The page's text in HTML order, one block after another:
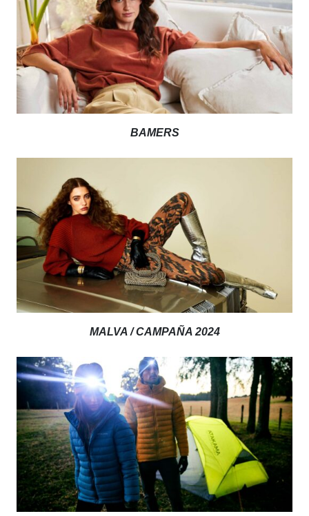
BAMERS
MALVA / CAMPAÑA 2024